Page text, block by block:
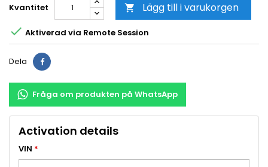
Kvantitet  Lägg till i varukorgen
 Aktiverad via Remote Session
Dela
Fråga om produkten på WhatsApp
Activation details
VIN *